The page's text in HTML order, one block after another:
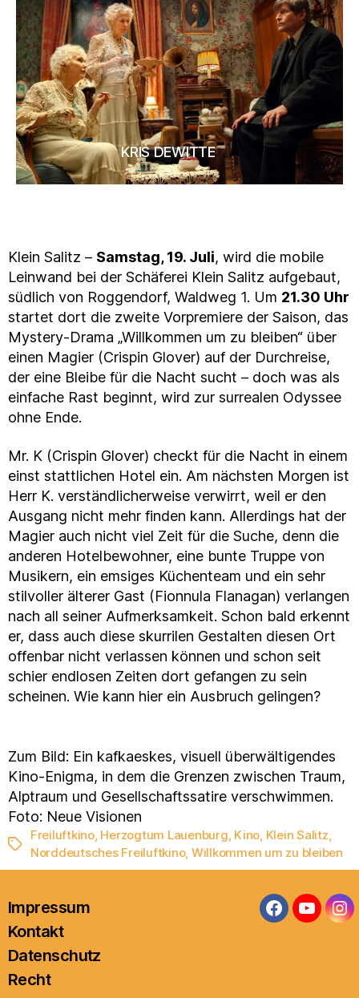
KRIS DEWITTE
Klein Salitz – Samstag, 19. Juli, wird die mobile
Leinwand bei der Schäferei Klein Salitz aufgebaut,
südlich von Roggendorf, Waldweg 1. Um 21.30 Uhr
startet dort die zweite Vorpremiere der Saison, das
Mystery-Drama „Willkommen um zu bleiben“ über
einen Magier (Crispin Glover) auf der Durchreise,
der eine Bleibe für die Nacht sucht – doch was als
einfache Rast beginnt, wird zur surrealen Odyssee
ohne Ende.
Mr. K (Crispin Glover) checkt für die Nacht in einem
einst stattlichen Hotel ein. Am nächsten Morgen ist
Herr K. verständlicherweise verwirrt, weil er den
Ausgang nicht mehr finden kann. Allerdings hat der
Magier auch nicht viel Zeit für die Suche, denn die
anderen Hotelbewohner, eine bunte Truppe von
Musikern, ein emsiges Küchenteam und ein sehr
stilvoller älterer Gast (Fionnula Flanagan) verlangen
nach all seiner Aufmerksamkeit. Schon bald erkennt
er, dass auch diese skurrilen Gestalten diesen Ort
offenbar nicht verlassen können und schon seit
schier endlosen Zeiten dort gefangen zu sein
scheinen. Wie kann hier ein Ausbruch gelingen?
Zum Bild: Ein kafkaeskes, visuell überwältigendes
Kino-Enigma, in dem die Grenzen zwischen Traum,
Alptraum und Gesellschaftssatire verschwimmen.
Foto: Neue Visionen
Schlagwörter
Freiluftkino, Herzogtum Lauenburg Kino Klein Salitz
Norddeutsches Freiluftkino, Willkommen um zu bleiben
Impressum
Kontakt
Datenschutz
Recht
Facebook